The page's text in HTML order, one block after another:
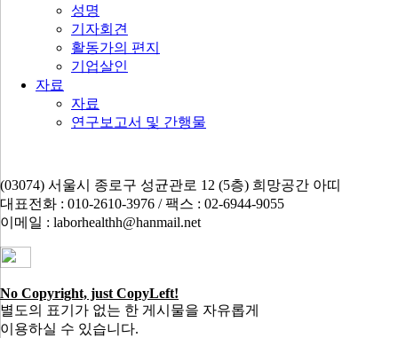
성명
기자회견
활동가의 편지
기업살인
자료
자료
연구보고서 및 간행물
(03074) 서울시 종로구 성균관로 12 (5층) 희망공간 아띠
대표전화 : 010-2610-3976 / 팩스 : 02-6944-9055
이메일 : laborhealthh@hanmail.net
No Copyright, just CopyLeft!
별도의 표기가 없는 한 게시물을 자유롭게
이용하실 수 있습니다.